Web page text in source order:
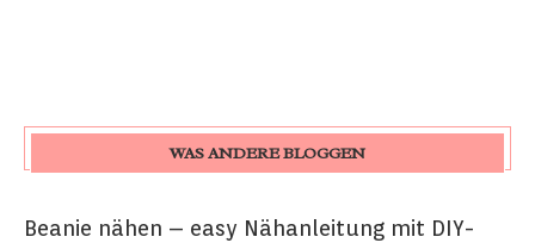
WAS ANDERE BLOGGEN
Beanie nähen – easy Nähanleitung mit DIY-